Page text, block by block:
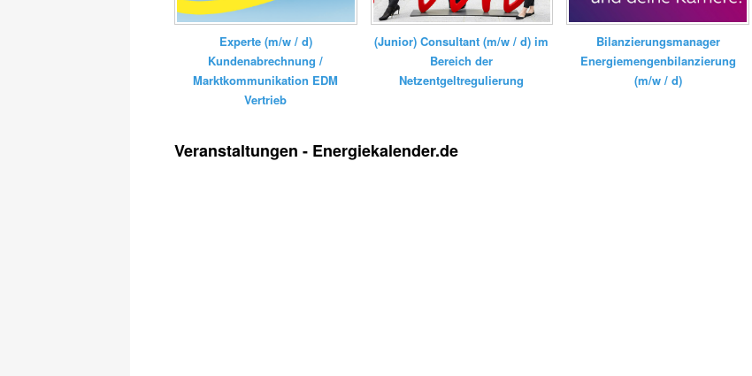
Experte (m/w / d)
Kundenabrechnung /
Marktkommunikation EDM
Vertrieb
(Junior) Consultant (m/w / d) im
Bereich der
Netzentgeltregulierung
Bilanzierungsmanager
Energiemengenbilanzierung
(m/w / d)
Veranstaltungen - Energiekalender.de